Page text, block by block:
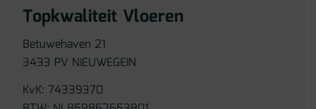
Topkwaliteit Vloeren
Betuwehaven 21
3433 PV NIEUWEGEIN
KvK: 74339370